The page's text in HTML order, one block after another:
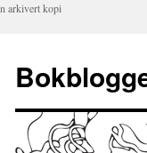
arkivert kopi